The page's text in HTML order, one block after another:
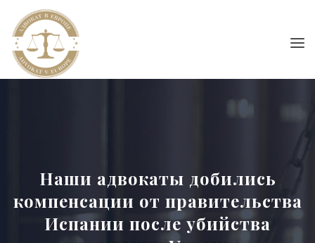
Наши адвокаты добились
компенсации от правительства
Испании после убийства